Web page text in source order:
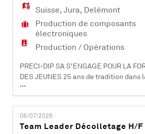
Suisse,Jura, Delémont
Production de composants
électroniques
Production / Opérations
PRECI-DIP SA S'ENGAGE POUR LA
DES JEUNES 25 ans de tradition dans
formation d'apprentis PRECI-DIP SA –
Delémont est une société leader à
l'international dans la fabrication de
composants électroniques (contacts et
connecteurs). Certifiée ISO 9001, ISO
...
08/07/2026
Team Leader Décolletage H/F